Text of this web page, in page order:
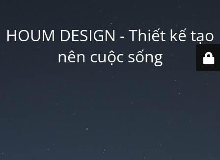
HOUM DESIGN - Thiết kế tạo
nên cuộc sống